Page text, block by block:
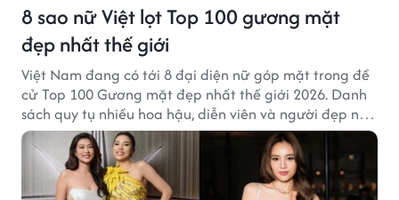
8 sao nữ Việt lọt Top 100 gương mặt
đẹp nhất thế giới
Việt Nam đang có tới 8 đại diện nữ góp mặt trong đề
cử Top 100 Gương mặt đẹp nhất thế giới 2026. Danh
sách quy tụ nhiều hoa hậu, diễn viên và người đẹp nổi
tiếng của showbiz Việt.